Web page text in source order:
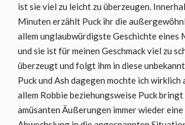
ist sie viel zu leicht zu überzeugen.
Minuten erzählt Puck ihr die
allem unglaubwürdigste Geschichte eines
und sie ist für meinen Geschmack viel zu
überzeugt und folgt ihm in diese
Puck und Ash dagegen mochte ich wirklich
allem Robbie beziehungsweise Puck bringt
amüsanten Äußerungen immer wieder